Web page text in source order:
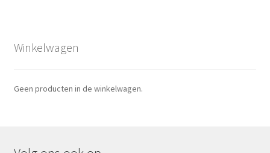
Winkelwagen
Geen producten in de winkelwagen.